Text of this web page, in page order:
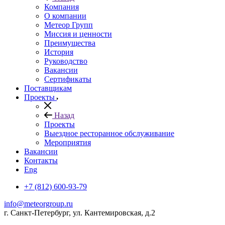
Компания
О компании
Метеор Групп
Миссия и ценности
Преимущества
История
Руководство
Вакансии
Сертификаты
Поставщикам
Проекты
Назад
Проекты
Выездное ресторанное обслуживание
Мероприятия
Вакансии
Контакты
Eng
+7 (812) 600-93-79
info@meteorgroup.ru
г. Санкт-Петербург, ул. Кантемировская, д.2